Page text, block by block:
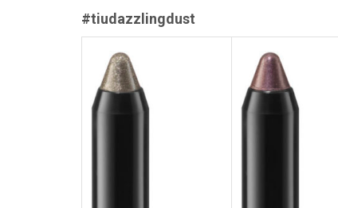
#tiudazzlingdust